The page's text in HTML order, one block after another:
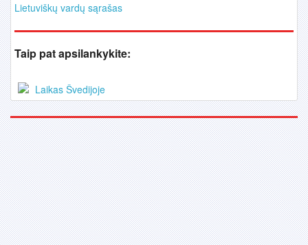
Lietuviškų vardų sąrašas
Taip pat apsilankykite:
Laikas Švedijoje